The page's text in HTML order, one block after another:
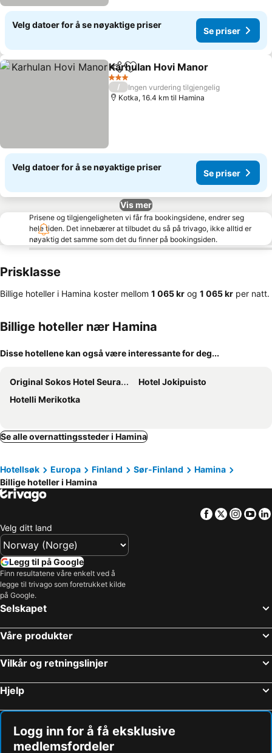
Velg datoer for å se nøyaktige priser
Se priser
Del Legg til i favoritter
Karhulan Hovi Manor
3 Stjerner
/
Ingen vurdering tilgjengelig
Kotka, 16.4 km til Hamina
Velg datoer for å se nøyaktige priser
Se priser
Vis mer
Prisene og tilgjengeligheten vi får fra bookingsidene, endrer seg
hele tiden. Det innebærer at tilbudet du så på trivago, ikke alltid er
nøyaktig det samme som det du finner på bookingsiden.
Prisklasse
Billige hoteller i Hamina koster mellom ‎1 065 kr og ‎1 065 kr per natt.
Billige hoteller nær Hamina
Disse hotellene kan også være interessante for deg...
Original Sokos Hotel Seurahuone Kotka
Hotel Jokipuisto
Hotelli Merikotka
Se alle overnattingssteder i Hamina
Hotellsøk Europa Finland Sør-Finland
Hamina
Billige hoteller i Hamina
Facebook
Twitter
Velg ditt land
Legg til på Google
Finn resultatene våre enkelt ved å
legge til trivago som foretrukket kilde
på Google.
Selskapet
Våre produkter
Vilkår og retningslinjer
Hjelp
Logg inn for å få eksklusive
medlemsfordeler